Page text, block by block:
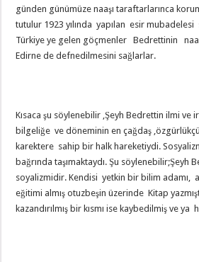
günden günümüze naaşı taraftarlarınca
tutulur 1923 yılında yapılan esir mubadelesi
Türkiye ye gelen göçmenler Bedrettinin
Edirne de defnedilmesini sağlarlar.
Kısaca şu söylenebilir ,Şeyh Bedrettin ilmi
bilgeliğe ve döneminin en çağdaş
karektere sahip bir halk hareketiydi.
bağrında taşımaktaydı. Şu
soyalizmidir. Kendisi yetkin bir bilim adamı,
eğitimi almış otuzbeşin üzerinde Kitap
kazandırılmış bir kısmı ise kaybedilmiş ve ya